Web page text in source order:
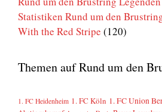
Statistiken Rund um den
With the Red Stripe (120)
Themen auf Rund um den
1. FC Heidenheim 1. FC Köln 1. FC Union